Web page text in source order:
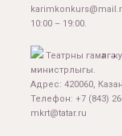
10:00 – 19:00.
Театрны гамәлгә
министрлыгы.
Адрес: 420060,
Телефон: +7 (843)
mkrt@tatar.ru